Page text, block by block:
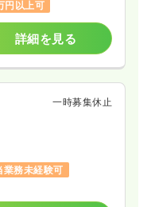
円以上可
詳細を見る
一時募集休止
業務未経験可